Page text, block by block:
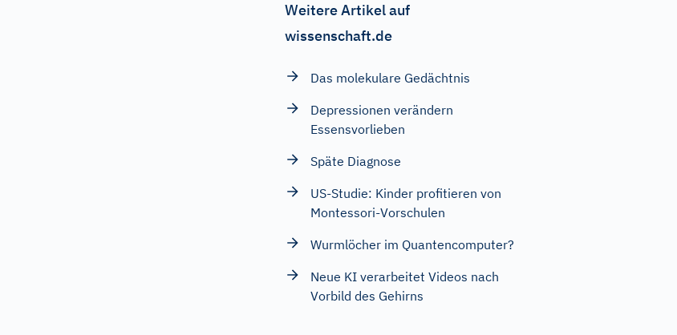
Weitere Artikel auf
wissenschaft.de
Das molekulare Gedächtnis
Depressionen verändern
Essensvorlieben
Späte Diagnose
US-Studie: Kinder profitieren von
Montessori-Vorschulen
Wurmlöcher im Quantencomputer?
Neue KI verarbeitet Videos nach
Vorbild des Gehirns